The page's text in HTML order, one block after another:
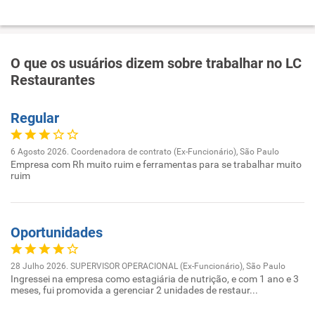
O que os usuários dizem sobre trabalhar no LC
Restaurantes
Regular
6 Agosto 2026. Coordenadora de contrato (Ex-Funcionário), São Paulo
Empresa com Rh muito ruim e ferramentas para se trabalhar muito
ruim
Oportunidades
28 Julho 2026. SUPERVISOR OPERACIONAL (Ex-Funcionário), São Paulo
Ingressei na empresa como estagiária de nutrição, e com 1 ano e 3
meses, fui promovida a gerenciar 2 unidades de restaur...